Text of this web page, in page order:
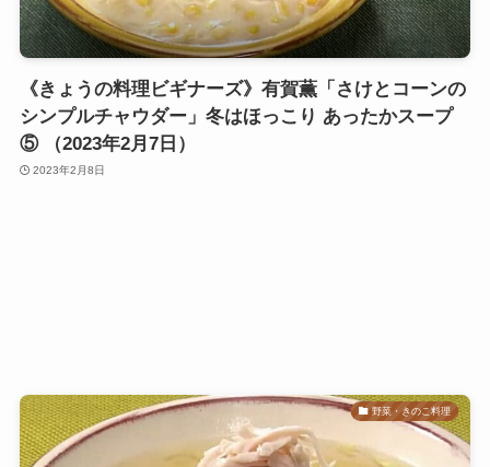
《きょうの料理ビギナーズ》有賀薫「さけとコーンの
シンプルチャウダー」冬はほっこり あったかスープ
⑤ （2023年2月7日）
2023年2月8日
野菜・きのこ料理